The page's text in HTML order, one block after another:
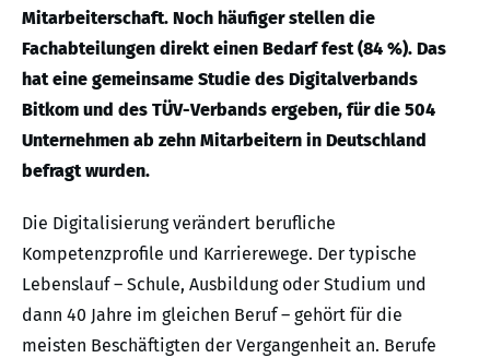
Mitarbeiterschaft. Noch häufiger stellen die
Fachabteilungen direkt einen Bedarf fest (84 %). Das
hat eine gemeinsame Studie des Digitalverbands
Bitkom und des TÜV-Verbands ergeben, für die 504
Unternehmen ab zehn Mitarbeitern in Deutschland
befragt wurden.
Die Digitalisierung verändert berufliche
Kompetenzprofile und Karrierewege. Der typische
Lebenslauf – Schule, Ausbildung oder Studium und
dann 40 Jahre im gleichen Beruf – gehört für die
meisten Beschäftigten der Vergangenheit an. Berufe